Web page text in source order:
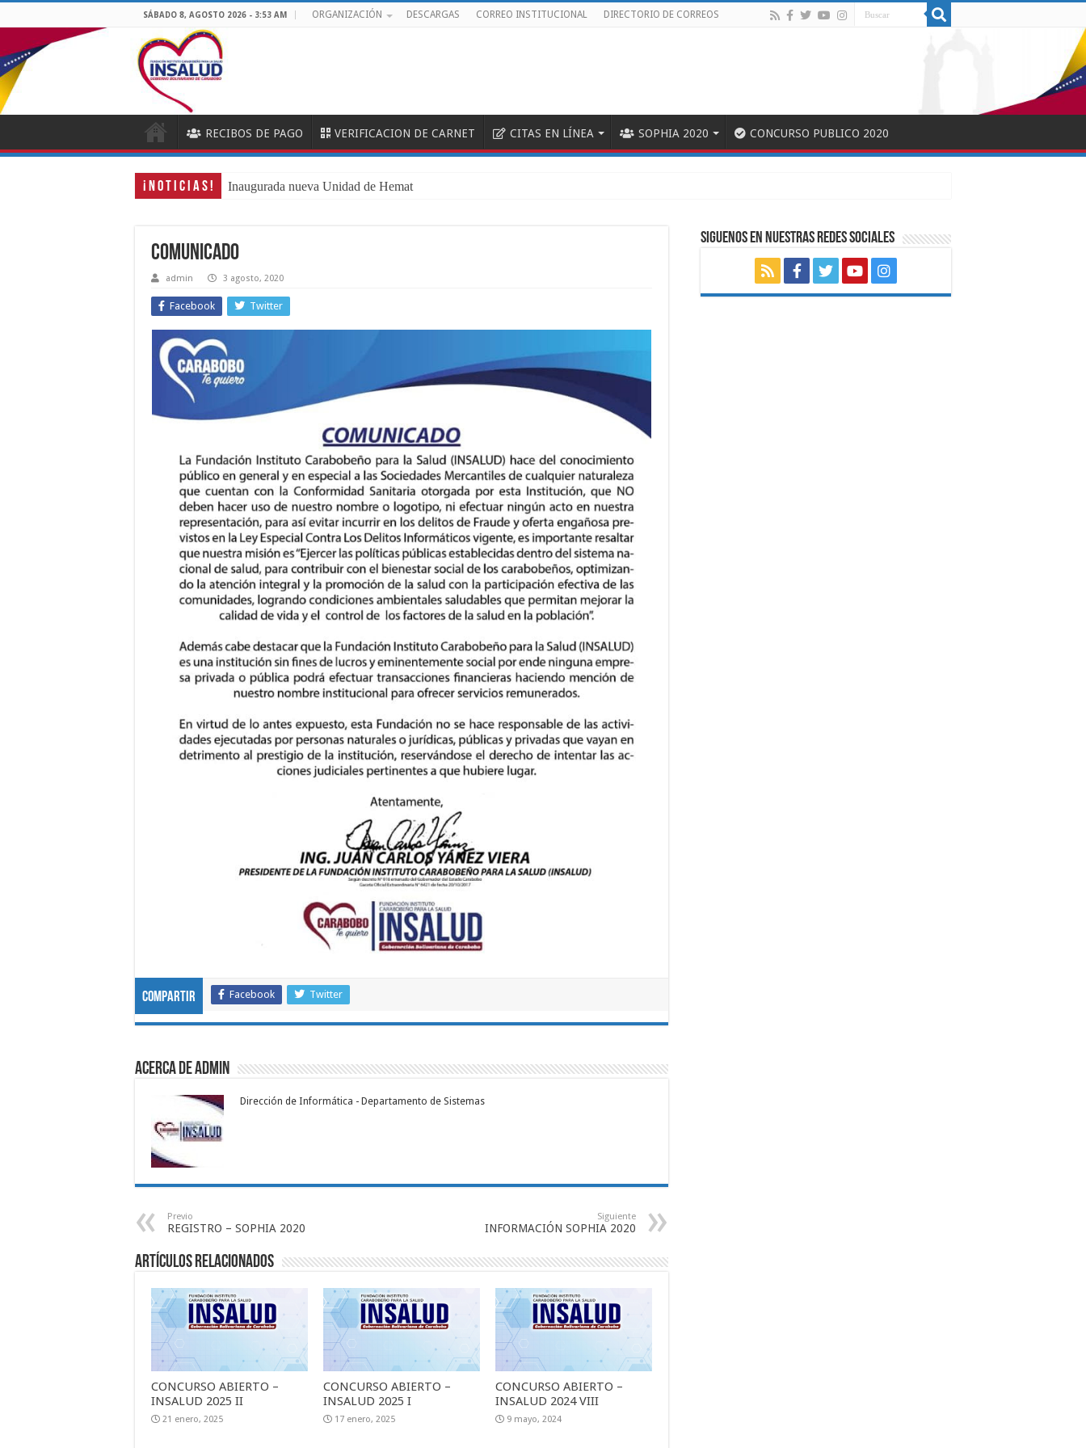
SÁBADO 8, AGOSTO 2026 - 3:53 AM ORGANIZACIÓN DESCARGAS CORREO INSTITUCIONAL DIRECTORIO DE CORREOS
RECIBOS DE PAGO VERIFICACION DE CARNET CITAS EN LÍNEA SOPHIA 2020 CONCURSO PUBLICO 2020
¡ N O T I C I A S ! Inaugurada nueva Unidad de Hemato-Oncología Pe
COMUNICADO
admin 3 agosto, 2020
Facebook Twitter
Compartir Facebook Twitter
Acerca de admin
Dirección de Informática - Departamento de Sistemas
Previo
REGISTRO – SOPHIA 2020
Siguiente
INFORMACIÓN SOPHIA 2020
Artículos relacionados
CONCURSO ABIERTO –
INSALUD 2025 II
21 enero, 2025
CONCURSO ABIERTO –
INSALUD 2025 I
17 enero, 2025
CONCURSO ABIERTO –
INSALUD 2024 VIII
9 mayo, 2024
SIGUENOS EN NUESTRAS REDES SOCIALES